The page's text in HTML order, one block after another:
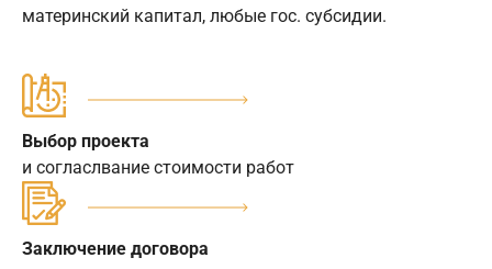
материнский капитал, любые гос. субсидии.
Выбор проекта
и согласлвание стоимости работ
Заключение договора